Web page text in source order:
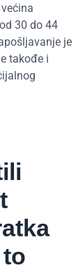
30 do 44
je
takođe i